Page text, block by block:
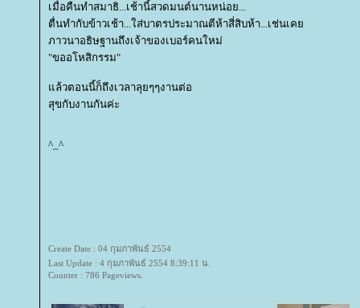
เมื่อคืนทำสมาธิ...เช้านี้สวดมนต์นานหน่อย...
ตื่นทำกับข้าวเช้า...ใส่บาตรประมาณตีห้าสี่สิบห้า...เช่นเค
ภาวนาอธิษฐานถึงเจ้าของเบอร์คนใหม่
"ขออโหสิกรรม"
ล้วตอนนี้ก็ถึงเวลาลุยๆๆงานต่อ
สุขกับงานกันค่ะ
^_^
Create Date : 04 กุมภาพันธ์ 2554
Last Update : 4 กุมภาพันธ์ 2554 8:39:11 น.
Counter : 786 Pageviews.